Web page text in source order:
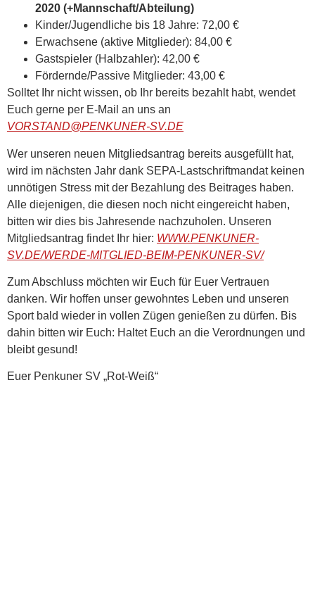
2020 (+Mannschaft/Abteilung)
Kinder/Jugendliche bis 18 Jahre: 72,00 €
Erwachsene (aktive Mitglieder): 84,00 €
Gastspieler (Halbzahler): 42,00 €
Fördernde/Passive Mitglieder: 43,00 €
Solltet Ihr nicht wissen, ob Ihr bereits bezahlt habt, wendet
Euch gerne per E-Mail an uns an
VORSTAND@PENKUNER-SV.DE
Wer unseren neuen Mitgliedsantrag bereits ausgefüllt hat,
wird im nächsten Jahr dank SEPA-Lastschriftmandat keinen
unnötigen Stress mit der Bezahlung des Beitrages haben.
Alle diejenigen, die diesen noch nicht eingereicht haben,
bitten wir dies bis Jahresende nachzuholen. Unseren
Mitgliedsantrag findet Ihr hier: WWW.PENKUNER-
SV.DE/WERDE-MITGLIED-BEIM-PENKUNER-SV/
Zum Abschluss möchten wir Euch für Euer Vertrauen
danken. Wir hoffen unser gewohntes Leben und unseren
Sport bald wieder in vollen Zügen genießen zu dürfen. Bis
dahin bitten wir Euch: Haltet Euch an die Verordnungen und
bleibt gesund!
Euer Penkuner SV „Rot-Weiß“